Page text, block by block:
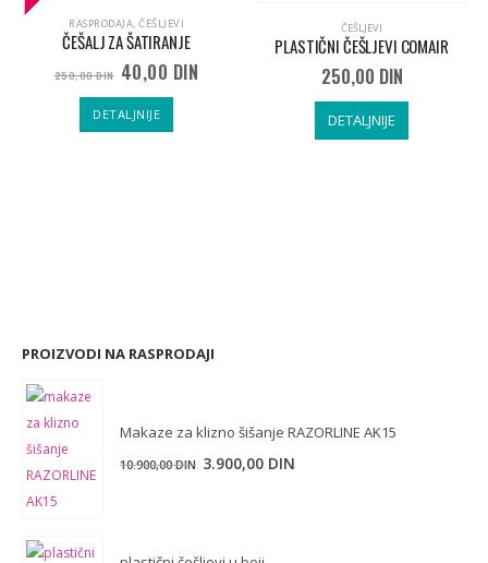
RASPRODAJA, ČEŠLJEVI
ČEŠALJ ZA ŠATIRANJE
250,00DIN 40,00 DIN
DETALJNIJE
ČEŠLJEVI
PLASTIČNI ČEŠLJEVI COMAIR
250,00 DIN
DETALJNIJE
PROIZVODI NA RASPRODAJI
Makaze za klizno šišanje RAZORLINE AK15
10.900,00DIN Originalna
3.900,00 DIN